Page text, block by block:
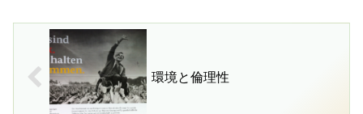
環境と倫理性